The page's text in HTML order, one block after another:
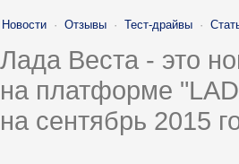
Новости · Отзывы · Тест-драйвы ·
Лада Веста - это
на платформе
на сентябрь 2015